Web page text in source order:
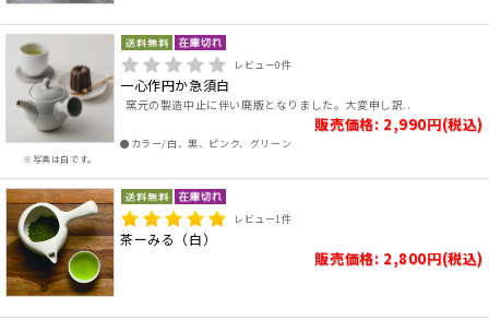
※写真は白です。
レビュー0件
一心作円か急須白
窯元の製造中止に伴い廃版となりました。大変申し訳..
販売価格: 2,990円(税込)
●カラー/白、黒、ピンク、グリーン
レビュー1件
茶ーみる（白）
販売価格: 2,800円(税込)